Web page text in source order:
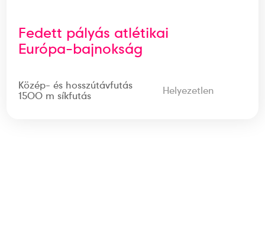
Fedett pályás atlétikai
Európa-bajnokság
Közép- és hosszútávfutás
1500 m síkfutás
Helyezetlen